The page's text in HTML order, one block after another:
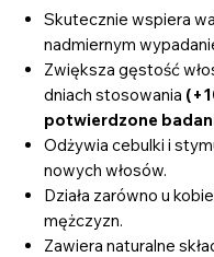
Skutecznie wspiera
nadmiernym
Zwiększa gęstość
dniach stosowania
potwierdzone
Odżywia cebulki i
nowych włosów.
Działa zarówno u
mężczyzn.
Zawiera naturalne